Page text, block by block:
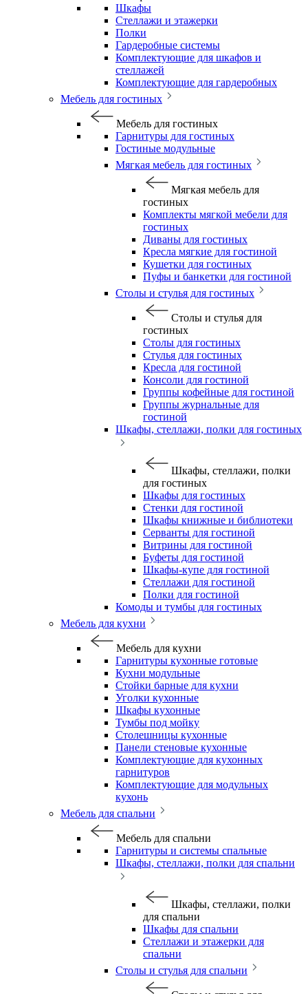
Шкафы
Стеллажи и этажерки
Полки
Гардеробные системы
Комплектующие для шкафов и
стеллажей
Комплектующие для гардеробных
Мебель для гостиных
Мебель для гостиных
Гарнитуры для гостиных
Гостиные модульные
Мягкая мебель для гостиных
Мягкая мебель для
гостиных
Комплекты мягкой мебели для
гостиных
Диваны для гостиных
Кресла мягкие для гостиной
Кушетки для гостиных
Пуфы и банкетки для гостиной
Столы и стулья для гостиных
Столы и стулья для
гостиных
Столы для гостиных
Стулья для гостиных
Кресла для гостиной
Консоли для гостиной
Группы кофейные для гостиной
Группы журнальные для
гостиной
Шкафы, стеллажи, полки для гостиных
Шкафы, стеллажи, полки
для гостиных
Шкафы для гостиных
Стенки для гостиной
Шкафы книжные и библиотеки
Серванты для гостиной
Витрины для гостиной
Буфеты для гостиной
Шкафы-купе для гостиной
Стеллажи для гостиной
Полки для гостиной
Комоды и тумбы для гостиных
Мебель для кухни
Мебель для кухни
Гарнитуры кухонные готовые
Кухни модульные
Стойки барные для кухни
Уголки кухонные
Шкафы кухонные
Тумбы под мойку
Столешницы кухонные
Панели стеновые кухонные
Комплектующие для кухонных
гарнитуров
Комплектующие для модульных
кухонь
Мебель для спальни
Мебель для спальни
Гарнитуры и системы спальные
Шкафы, стеллажи, полки для спальни
Шкафы, стеллажи, полки
для спальни
Шкафы для спальни
Стеллажи и этажерки для
спальни
Столы и стулья для спальни